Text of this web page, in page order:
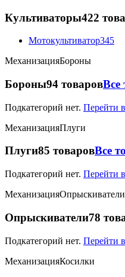
Культиваторы422
Мотокультиватор345
МеханизацияБороны
Бороны94 товаровВсе
Подкатегорий нет. Перейти
МеханизацияПлуги
Плуги85 товаровВсе
Подкатегорий нет. Перейти
МеханизацияОпрыскиватели
Опрыскиватели78
Подкатегорий нет. Перейти
МеханизацияКосилки